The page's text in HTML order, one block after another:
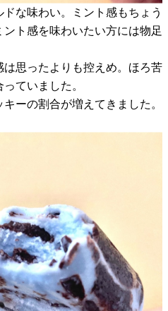
な味わい。ミント感もちょう
ト感を味わいたい方には物足
思ったよりも控えめ。ほろ苦
ていました。
ーの割合が増えてきました。